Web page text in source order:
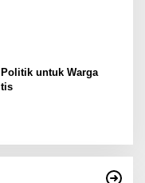
untuk Warga